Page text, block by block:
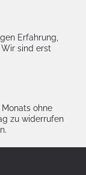
Erfahrung,
sind erst
ohne
zu widerrufen